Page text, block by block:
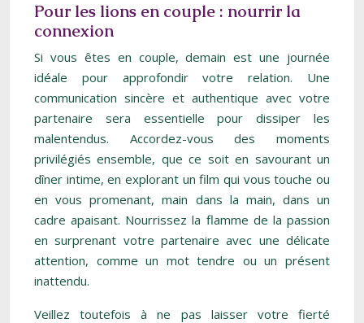
Pour les lions en couple : nourrir la
connexion
Si vous êtes en couple, demain est une journée
idéale pour approfondir votre relation. Une
communication sincère et authentique avec votre
partenaire sera essentielle pour dissiper les
malentendus. Accordez-vous des moments
privilégiés ensemble, que ce soit en savourant un
dîner intime, en explorant un film qui vous touche ou
en vous promenant, main dans la main, dans un
cadre apaisant. Nourrissez la flamme de la passion
en surprenant votre partenaire avec une délicate
attention, comme un mot tendre ou un présent
inattendu.
Veillez toutefois à ne pas laisser votre fierté